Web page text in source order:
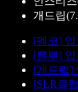
개드립(
[펨코]
[뽐뿌]
[개드립]
[SLR클럽